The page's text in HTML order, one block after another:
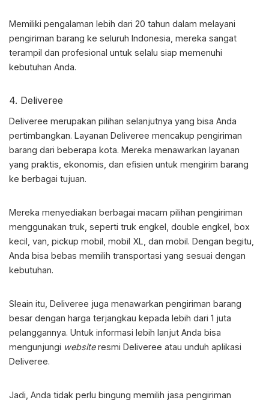
Memiliki pengalaman lebih dari 20 tahun dalam melayani
pengiriman barang ke seluruh Indonesia, mereka sangat
terampil dan profesional untuk selalu siap memenuhi
kebutuhan Anda.
4. Deliveree
Deliveree merupakan pilihan selanjutnya yang bisa Anda
pertimbangkan. Layanan Deliveree mencakup pengiriman
barang dari beberapa kota. Mereka menawarkan layanan
yang praktis, ekonomis, dan efisien untuk mengirim barang
ke berbagai tujuan.
Mereka menyediakan berbagai macam pilihan pengiriman
menggunakan truk, seperti truk engkel, double engkel, box
kecil, van, pickup mobil, mobil XL, dan mobil. Dengan begitu,
Anda bisa bebas memilih transportasi yang sesuai dengan
kebutuhan.
Sleain itu, Deliveree juga menawarkan pengiriman barang
besar dengan harga terjangkau kepada lebih dari 1 juta
pelanggannya. Untuk informasi lebih lanjut Anda bisa
mengunjungi websiteresmi Deliveree atau unduh aplikasi
Deliveree.
Jadi, Anda tidak perlu bingung memilih jasa pengiriman